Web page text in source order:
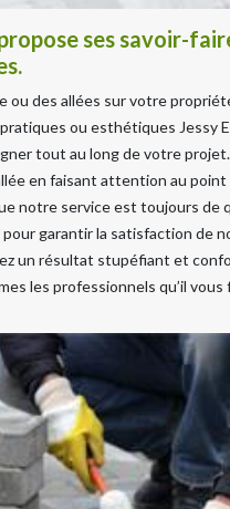
ses savoir-
ou des allées sur votre
ou esthétiques Jessy
tout au long de votre
en faisant attention au
notre service est toujours de
garantir la satisfaction de
un résultat stupéfiant et
les professionnels qu’il vous